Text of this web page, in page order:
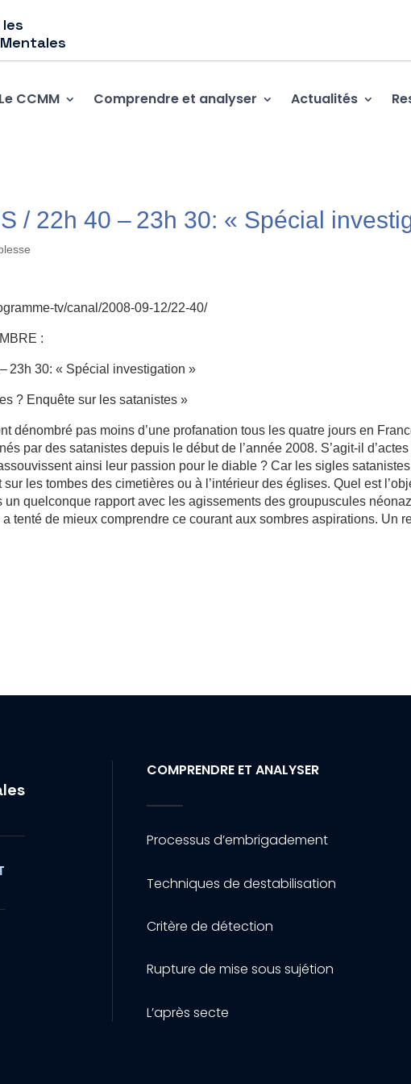
Le CCMM Comprendre et analyser Actualités
/ 22h 40 – 23h 30: « Spécial
tv/canal/2008-09-12/22-40/
:
23h 30: « Spécial investigation »
? Enquête sur les satanistes »
dénombré pas moins d’une profanation tous les quatre jours en
par des satanistes depuis le début de l’année 2008. S’agit-il
ainsi leur passion pour le diable ? Car les sigles
les tombes des cimetières ou à l’intérieur des églises. Quel est
un quelconque rapport avec les agissements des groupuscules
tenté de mieux comprendre ce courant aux sombres aspirations. Un
COMPRENDRE ET ANALYSER
Processus d’embrigadement
Techniques de destabilisation
Critère de détection
Rupture de mise sous sujétion
L’après secte